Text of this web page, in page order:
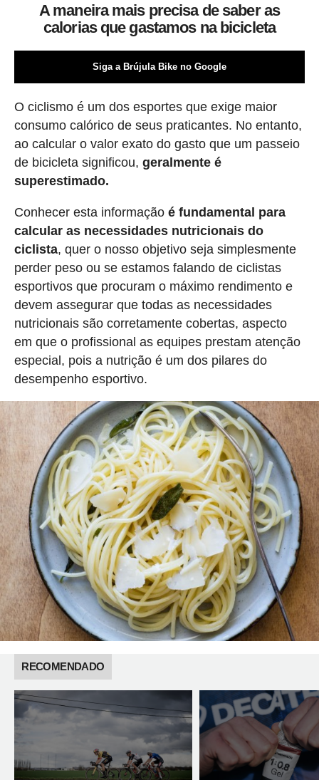
A maneira mais precisa de saber as
calorias que gastamos na bicicleta
Siga a Brújula Bike no Google
O ciclismo é um dos esportes que exige maior
consumo calórico de seus praticantes. No entanto,
ao calcular o valor exato do gasto que um passeio
de bicicleta significou, geralmente é
superestimado.
Conhecer esta informação é fundamental para
calcular as necessidades nutricionais do
ciclista, quer o nosso objetivo seja simplesmente
perder peso ou se estamos falando de ciclistas
esportivos que procuram o máximo rendimento e
devem assegurar que todas as necessidades
nutricionais são corretamente cobertas, aspecto
em que o profissional as equipes prestam atenção
especial, pois a nutrição é um dos pilares do
desempenho esportivo.
RECOMENDADO